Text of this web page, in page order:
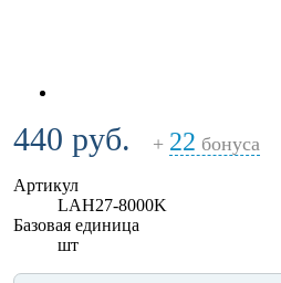
440 руб. + 22 бонуса
Артикул
LAH27-8000K
Базовая единица
шт